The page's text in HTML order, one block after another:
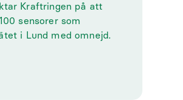
Kraftringen på att
sensorer som
i Lund med omnejd.